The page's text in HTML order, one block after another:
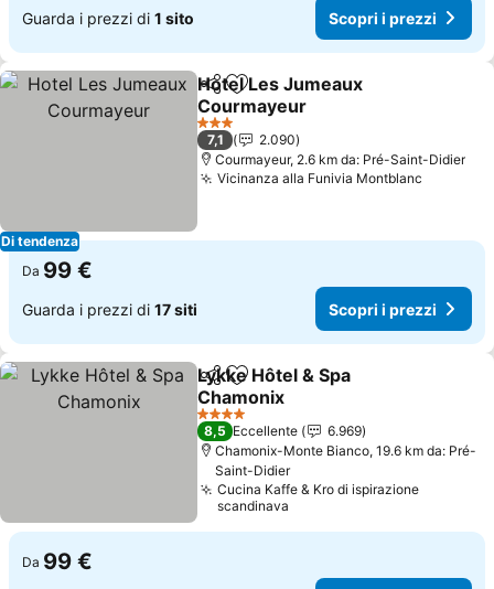
Guarda i prezzi di 1 sito Scopri i prezzi
Di tendenza
CondividiAggiungi ai preferiti
Hotel Les Jumeaux
Courmayeur
Scopri i prezzi
3 Stelle
7,1
2.090
Courmayeur, 2.6 km da: Pré-Saint-Didier
Vicinanza alla Funivia Montblanc
Da 99 €
Guarda i prezzi di 17 siti Scopri i prezzi
CondividiAggiungi ai preferiti
Lykke Hôtel & Spa
Chamonix
Scopri i prezzi
4 Stelle
8,5 Eccellente
6.969
Chamonix-Monte Bianco, 19.6 km da: Pré-
Saint-Didier
Cucina Kaffe & Kro di ispirazione
scandinava
Da 99 €